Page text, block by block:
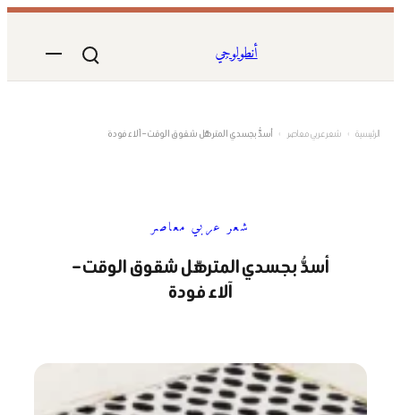
المحتوى
أنطولوجي
الرئيسية › شعر عربي معاصر › أسدُّ بجسدي المترهّل شقوق الوقت – آلاء فودة
شعر عربي معاصر
أسدُّ بجسدي المترهّل شقوق الوقت –
آلاء فودة